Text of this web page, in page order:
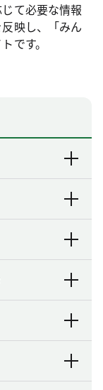
て必要な情報
映し、「みん
です。